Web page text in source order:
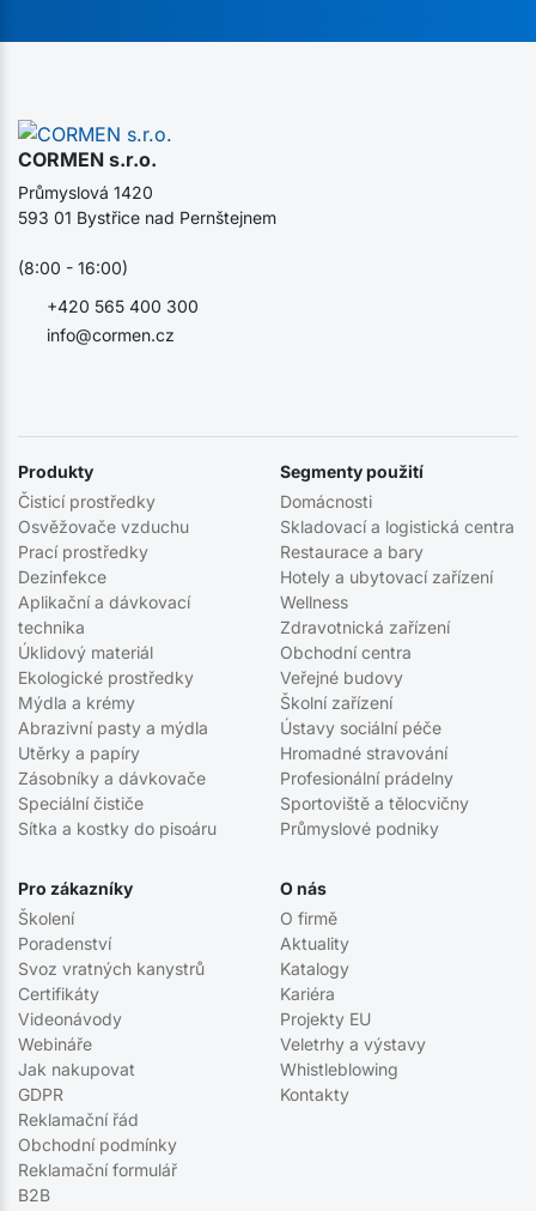
CORMEN s.r.o.
info@cormen.cz
+420 565 400 300
Průmyslová 1420
593 01 Bystřice nad Pernštejnem
(8:00 - 16:00)
Produkty
Čisticí prostředky
Osvěžovače vzduchu
Prací prostředky
Dezinfekce
Aplikační a dávkovací
technika
Úklidový materiál
Ekologické prostředky
Mýdla a krémy
Abrazivní pasty a mýdla
Utěrky a papíry
Zásobníky a dávkovače
Speciální čističe
Sítka a kostky do pisoáru
Segmenty použití
Domácnosti
Skladovací a logistická centra
Restaurace a bary
Hotely a ubytovací zařízení
Wellness
Zdravotnická zařízení
Obchodní centra
Veřejné budovy
Školní zařízení
Ústavy sociální péče
Hromadné stravování
Profesionální prádelny
Sportoviště a tělocvičny
Průmyslové podniky
Pro zákazníky
Školení
Poradenství
Svoz vratných kanystrů
Certifikáty
Videonávody
Webináře
Jak nakupovat
GDPR
Reklamační řád
Obchodní podmínky
Reklamační formulář
B2B
O nás
O firmě
Aktuality
Katalogy
Kariéra
Projekty EU
Veletrhy a výstavy
Whistleblowing
Kontakty